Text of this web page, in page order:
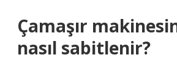
Çamaşır
nasıl sabitlenir?